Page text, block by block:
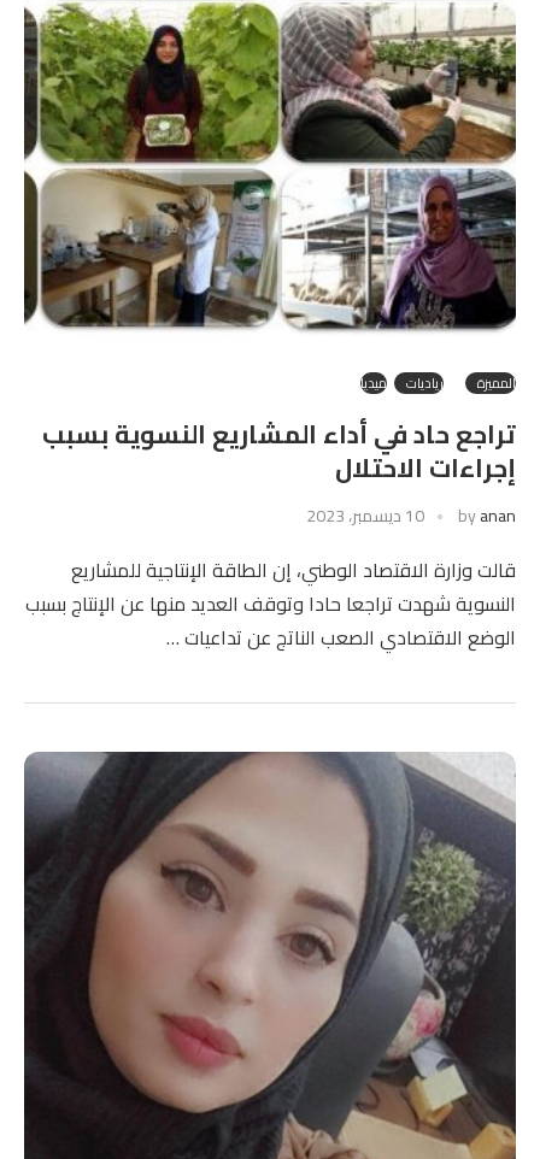
المميزة رياديات ميديا
تراجع حاد في أداء المشاريع النسوية بسبب
إجراءات الاحتلال
byanan 10 ديسمبر، 2023
قالت وزارة الاقتصاد الوطني، إن الطاقة الإنتاجية للمشاريع
النسوية شهدت تراجعا حادا وتوقف العديد منها عن الإنتاج بسبب
الوضع الاقتصادي الصعب الناتج عن تداعيات …